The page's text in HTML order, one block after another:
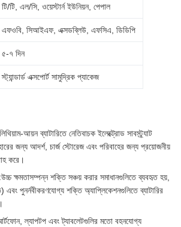
টি/টি, এল/সি, ওয়েস্টার্ন ইউনিয়ন, পেপাল
এফওবি, সিআইএফ, এক্সডব্লিউ, এফসিএ, ডিডিপি
৫-৭ দিন
স্ট্যান্ডার্ড এক্সপোর্ট সামুদ্রিক প্যাকেজ
লিথিয়াম-আয়ন ব্যাটারিতে নেতিবাচক ইলেক্ট্রোড সাবস্ট্র্যাট
জন্য আদর্শ, চার্জ স্টোরেজ এবং পরিবাহের জন্য প্রয়োজনীয়
করে।
উচ্চ ক্ষমতাসম্পন্ন শক্তি সঞ্চয় করার সমাধানগুলিতে ব্যবহৃত হয়,
এবং পুনর্নবীকরণযোগ্য শক্তি অ্যাপ্লিকেশনগুলিতে ব্যাটারির
ল্যাপটপ এবং ট্যাবলেটগুলির মতো বহনযোগ্য